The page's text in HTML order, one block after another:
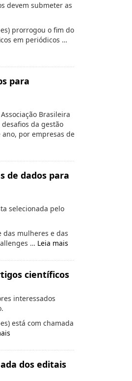
devem submeter as
prorrogou o fim do
em periódicos …
para
Brasileira
da gestão
por empresas de
de dados para
selecionada pelo
das mulheres e das
… Leia mais
científicos
interessados
está com chamada
dos editais